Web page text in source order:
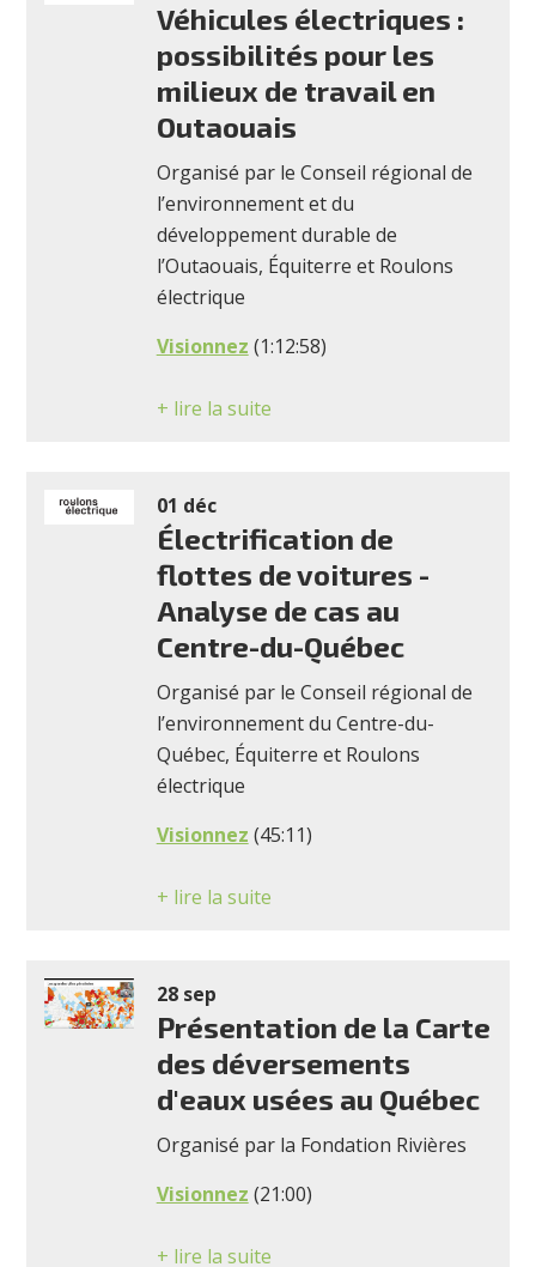
Véhicules électriques :
possibilités pour les
milieux de travail en
Outaouais
Organisé par le Conseil régional de
l’environnement et du
développement durable de
l’Outaouais, Équiterre et Roulons
électrique
Visionnez (1:12:58)
+ lire la suite
01 déc
Électrification de
flottes de voitures -
Analyse de cas au
Centre-du-Québec
Organisé par le Conseil régional de
l’environnement du Centre-du-
Québec, Équiterre et Roulons
électrique
Visionnez (45:11)
+ lire la suite
28 sep
Présentation de la Carte
des déversements
d'eaux usées au Québec
Organisé par la Fondation Rivières
Visionnez (21:00)
+ lire la suite